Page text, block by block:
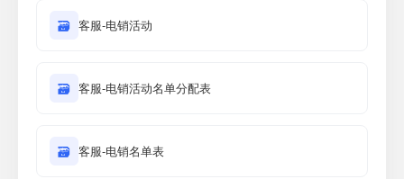
🗃 客服-电销活动
🗃 客服-电销活动名单分配表
🗃 客服-电销名单表